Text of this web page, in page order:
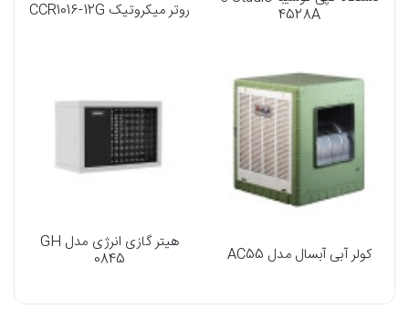
4528A روتر میکروتیک CCR1016-12G
کولر آبی آبسال مدل AC55
هیتر گازی انرژی مدل GH
0845